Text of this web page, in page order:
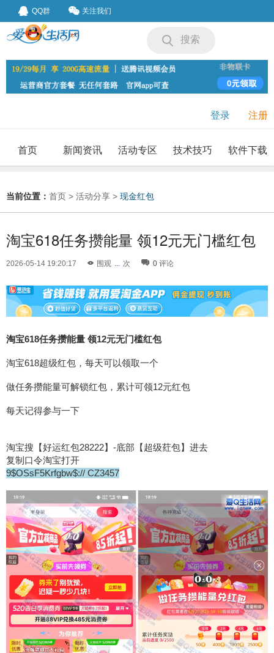
QQ群 关注我们
搜索
登录 注册
首页 新闻资讯 活动专区 技术技巧 软件下载
当前位置： 首页 > 活动分享 > 现金红包
淘宝618任务攒能量 领12元无门槛红包
2026-05-14 19:20:17 围观 ... 次 0 评论
淘宝618任务攒能量 领12元无门槛红包
淘宝618超级红包，每天可以领取一个
做任务攒能量可解锁红包，累计可领12元红包
每天记得参与一下
淘宝搜【好运红包28222】-底部【超级荭包】进去
复制口令淘宝打开
9$OSsF5Krfgbw$:// CZ3457